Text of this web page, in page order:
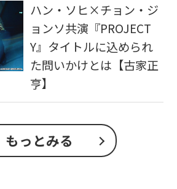
ハン・ソヒ×チョン・ジ
ョンソ共演『PROJECT
Y』タイトルに込められ
た問いかけとは【古家正
亨】
もっとみる